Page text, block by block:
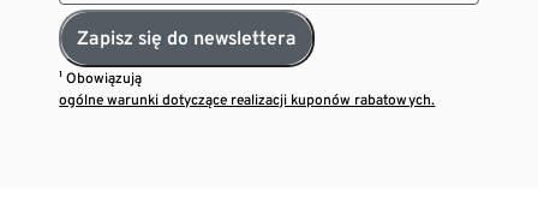
Zapisz się do newslettera
¹ Obowiązują
ogólne warunki dotyczące realizacji kuponów rabatowych.